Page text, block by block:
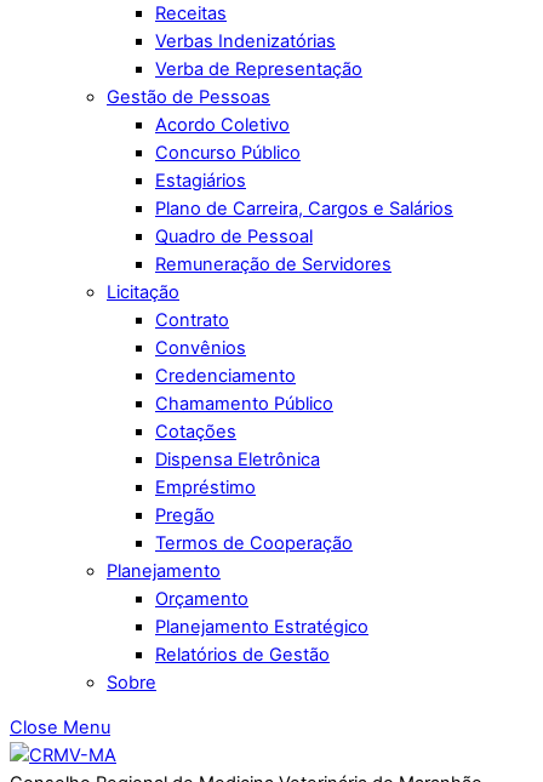
Receitas
Verbas Indenizatórias
Verba de Representação
Gestão de Pessoas
Acordo Coletivo
Concurso Público
Estagiários
Plano de Carreira, Cargos e Salários
Quadro de Pessoal
Remuneração de Servidores
Licitação
Contrato
Convênios
Credenciamento
Chamamento Público
Cotações
Dispensa Eletrônica
Empréstimo
Pregão
Termos de Cooperação
Planejamento
Orçamento
Planejamento Estratégico
Relatórios de Gestão
Sobre
Close Menu